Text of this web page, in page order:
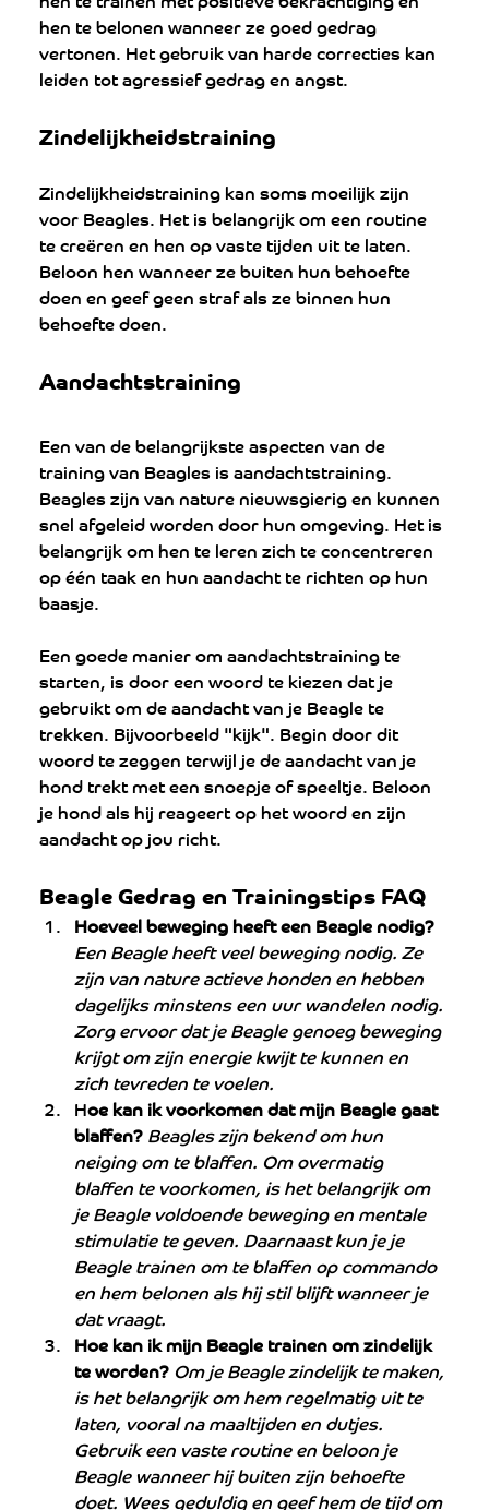
hen te belonen wanneer ze goed gedrag
vertonen. Het gebruik van harde correcties kan
leiden tot agressief gedrag en angst.
Zindelijkheidstraining
Zindelijkheidstraining kan soms moeilijk zijn
voor Beagles. Het is belangrijk om een ​​routine
te creëren en hen op vaste tijden uit te laten.
Beloon hen wanneer ze buiten hun behoefte
doen en geef geen straf als ze binnen hun
behoefte doen.
Aandachtstraining
Een van de belangrijkste aspecten van de
training van Beagles is aandachtstraining.
Beagles zijn van nature nieuwsgierig en kunnen
snel afgeleid worden door hun omgeving. Het is
belangrijk om hen te leren zich te concentreren
op één taak en hun aandacht te richten op hun
baasje.
Een goede manier om aandachtstraining te
starten, is door een woord te kiezen dat je
gebruikt om de aandacht van je Beagle te
trekken. Bijvoorbeeld "kijk". Begin door dit
woord te zeggen terwijl je de aandacht van je
hond trekt met een snoepje of speeltje. Beloon
je hond als hij reageert op het woord en zijn
aandacht op jou richt.
Beagle Gedrag en Trainingstips FAQ
Hoeveel beweging heeft een Beagle nodig?
Een Beagle heeft veel beweging nodig. Ze
zijn van nature actieve honden en hebben
dagelijks minstens een uur wandelen nodig.
Zorg ervoor dat je Beagle genoeg beweging
krijgt om zijn energie kwijt te kunnen en
zich tevreden te voelen.
Hoe kan ik voorkomen dat mijn Beagle gaat
blaffen?Beagles zijn bekend om hun
neiging om te blaffen. Om overmatig
blaffen te voorkomen, is het belangrijk om
je Beagle voldoende beweging en mentale
stimulatie te geven. Daarnaast kun je je
Beagle trainen om te blaffen op commando
en hem belonen als hij stil blijft wanneer je
dat vraagt.
Hoe kan ik mijn Beagle trainen om zindelijk
te worden?Om je Beagle zindelijk te maken,
is het belangrijk om hem regelmatig uit te
laten, vooral na maaltijden en dutjes.
Gebruik een vaste routine en beloon je
Beagle wanneer hij buiten zijn behoefte
doet. Wees geduldig en geef hem de tijd om